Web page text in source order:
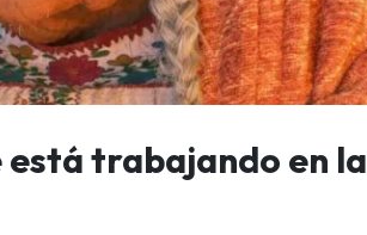
está trabajando en la